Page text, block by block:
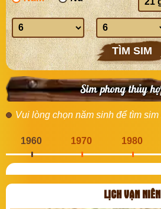
sinh
Ngày
sinh
Tháng
sinh
TÌM SIM
Sim phong thủy
Vui lòng chọn năm sinh để tìm
1960 1970 1980
LỊCH VẠN NIÊN